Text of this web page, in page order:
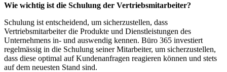
Wie wichtig ist die Schulung der Vertriebsmitarbeiter?
Schulung ist entscheidend, um sicherzustellen, dass
Vertriebsmitarbeiter die Produkte und Dienstleistungen des
Unternehmens in- und auswendig kennen. Büro 365 investiert
regelmässig in die Schulung seiner Mitarbeiter, um sicherzustellen,
dass diese optimal auf Kundenanfragen reagieren können und stets
auf dem neuesten Stand sind.